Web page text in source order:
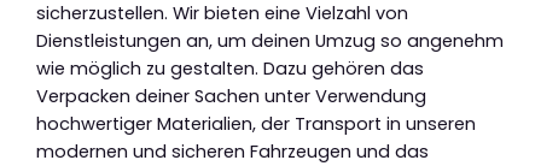
sicherzustellen. Wir bieten eine Vielzahl von
Dienstleistungen an, um deinen Umzug so angenehm
wie möglich zu gestalten. Dazu gehören das
Verpacken deiner Sachen unter Verwendung
hochwertiger Materialien, der Transport in unseren
modernen und sicheren Fahrzeugen und das